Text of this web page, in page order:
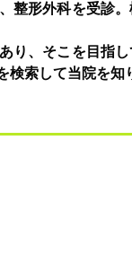
整形外科を受診
り、そこを目指
索して当院を知